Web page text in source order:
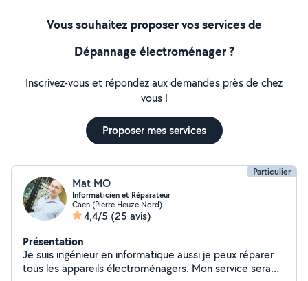
Vous souhaitez proposer vos services de
Dépannage électroménager ?
Inscrivez-vous et répondez aux demandes près de chez
vous !
Proposer mes services
Particulier
Mat MO
Informaticien et Réparateur
Caen (Pierre Heuze Nord)
4,4/5 (25 avis)
Présentation
Je suis ingénieur en informatique aussi je peux réparer
tous les appareils électroménagers. Mon service sera